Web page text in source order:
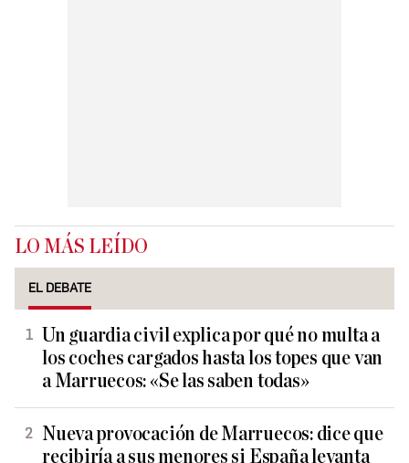
LO MÁS LEÍDO
EL DEBATE
Un guardia civil explica por qué no multa a
los coches cargados hasta los topes que van
a Marruecos: «Se las saben todas»
Nueva provocación de Marruecos: dice que
recibiría a sus menores si España levanta